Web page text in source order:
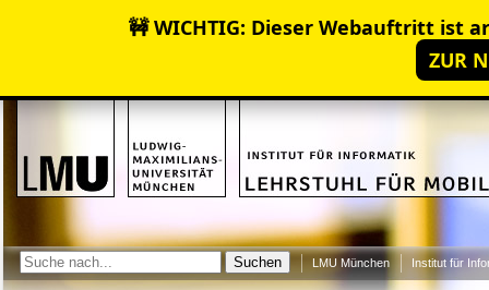
🚧 WICHTIG: Dieser Webauftritt ist
ZUR
LMU München Institut für